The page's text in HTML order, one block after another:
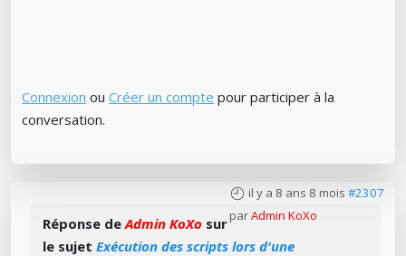
Connexion ou Créer un compte pour participer à la
conversation.
il y a 8 ans 8 mois #2307
parAdmin KoXo
Réponse deAdmin KoXo sur
le sujet Exécution des scripts lors d'une